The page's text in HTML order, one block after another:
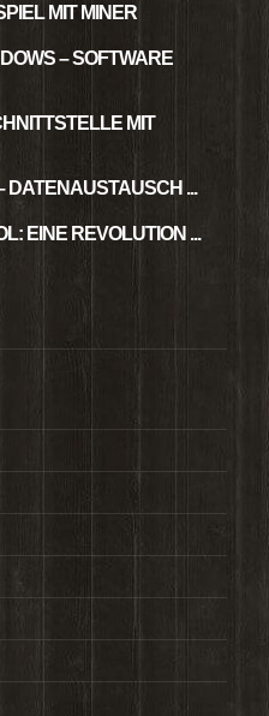
MIT MINER
– SOFTWARE
MIT
DATENAUSTAUSCH ...
EINE REVOLUTION ...